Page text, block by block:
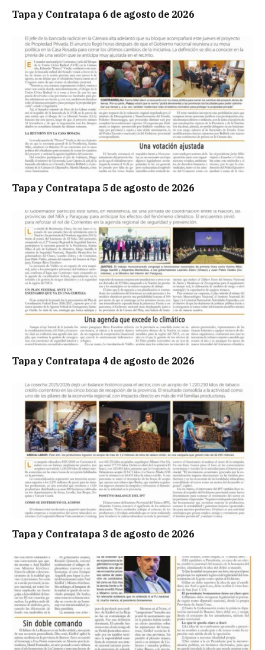
Tapa y Contratapa 6 de agosto de 2026
Tapa y Contratapa 5 de agosto de 2026
Tapa y Contratapa 4 de agosto de 2026
Tapa y Contratapa 3 de agosto de 2026